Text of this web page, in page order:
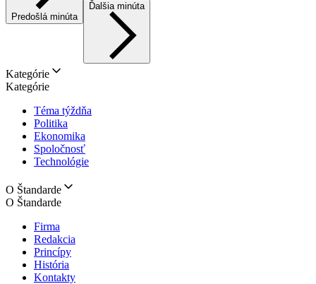
Predošlá minúta
Ďalšia minúta
Kategórie
Kategórie
Téma týždňa
Politika
Ekonomika
Spoločnosť
Technológie
O Štandarde
O Štandarde
Firma
Redakcia
Princípy
História
Kontakty